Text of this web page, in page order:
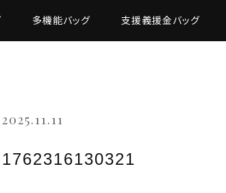
多機能バッグ 支援義援金バッグ
2025.11.11
1762316130321